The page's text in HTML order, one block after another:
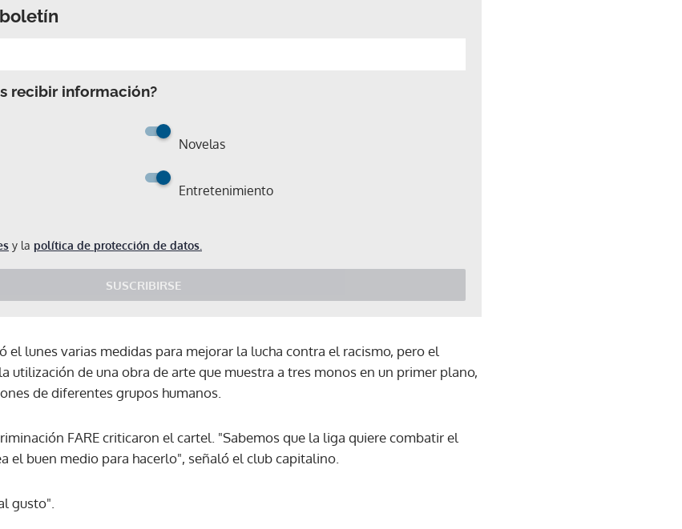
recibir información?
Novelas
Entretenimiento
y la política de protección de datos.
SUSCRIBIRSE
Gracias por suscribirte a nuestro boletín.
el lunes varias medidas para mejorar la lucha contra el racismo, pero el
utilización de una obra de arte que muestra a tres monos en un primer plano,
de diferentes grupos humanos.
FARE criticaron el cartel. "Sabemos que la liga quiere combatir el
el buen medio para hacerlo", señaló el club capitalino.
gusto".